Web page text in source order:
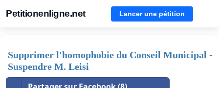
Petitionenligne.net Lancer une pétition
Supprimer l'homophobie du Conseil Municipal -
Suspendre M. Leisi